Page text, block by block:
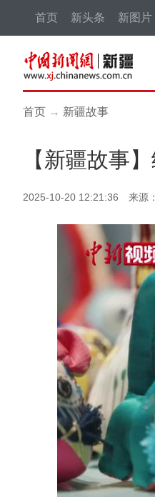
首页 新头条 新图片
首页 → 新疆故事
【新疆故事
2025-10-20 12:21:36 来源